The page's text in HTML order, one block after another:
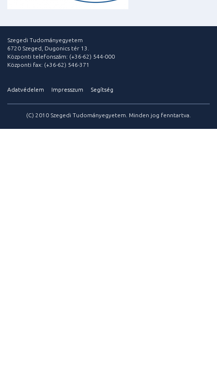
Szegedi Tudományegyetem
6720 Szeged, Dugonics tér 13.
Központi telefonszám: (+36-62) 544-000
Központi fax: (+36-62) 546-371
Adatvédelem Impresszum Segítség
(C) 2010 Szegedi Tudományegyetem. Minden jog fenntartva.